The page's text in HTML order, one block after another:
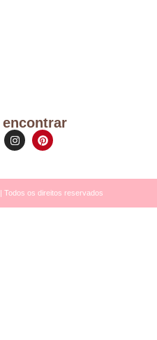
Todos os direitos reservados